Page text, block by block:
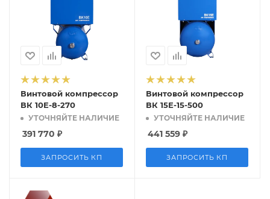
Винтовой компрессор
ВК 10E-8-270
УТОЧНЯЙТЕ НАЛИЧИЕ
391 770 ₽
ЗАПРОСИТЬ КП
Винтовой компрессор
ВК 15Е-15-500
УТОЧНЯЙТЕ НАЛИЧИЕ
441 559 ₽
ЗАПРОСИТЬ КП